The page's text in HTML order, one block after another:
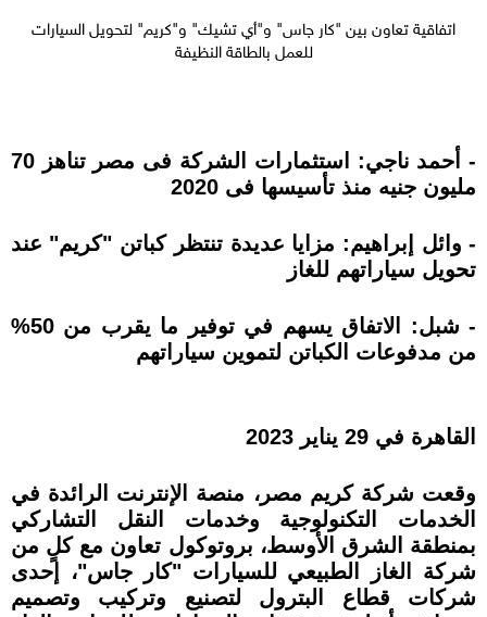
اتفاقية تعاون بين "كار جاس" و"أي تشيك" و"كريم" لتحويل السيارات
للعمل بالطاقة النظيفة
- أحمد ناجي: استثمارات الشركة فى مصر تناهز 70
مليون جنيه منذ تأسيسها فى 2020
- وائل إبراهيم: مزايا عديدة تنتظر كباتن "كريم" عند
تحويل سياراتهم للغاز
- شبل: الاتفاق يسهم في توفير ما يقرب من 50%
من مدفوعات الكباتن لتموين سياراتهم
القاهرة في 29 يناير 2023
وقعت شركة كريم مصر، منصة الإنترنت الرائدة في
الخدمات التكنولوجية وخدمات النقل التشاركي
بمنطقة الشرق الأوسط، بروتوكول تعاون مع كلٍ من
شركة الغاز الطبيعي للسيارات "كار جاس"، إحدى
شركات قطاع البترول لتصنيع وتركيب وتصميم